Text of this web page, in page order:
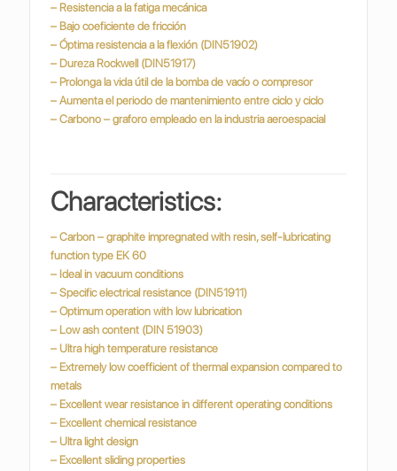
– Resistencia a la fatiga mecánica
– Bajo coeficiente de fricción
– Óptima resistencia a la flexión (DIN51902)
– Dureza Rockwell (DIN51917)
– Prolonga la vida útil de la bomba de vacío o compresor
– Aumenta el periodo de mantenimiento entre ciclo y ciclo
– Carbono – graforo empleado en la industriaaeroespacial
Characteristics:
– Carbon – graphite impregnated with resin, self-lubricating
function type EK 60
– Ideal in vacuum conditions
– Specific electrical resistance (DIN51911)
– Optimum operation with low lubrication
– Low ash content (DIN 51903)
– Ultra high temperature resistance
– Extremely low coefficient of thermal expansion compared to
metals
– Excellent wear resistance in different operating conditions
– Excellent chemical resistance
– Ultra light design
– Excellent sliding properties